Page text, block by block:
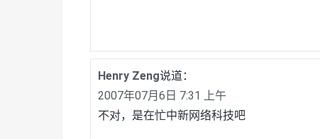
Henry Zeng说道：
2007年07月6日 7:31 上午
不对，是在忙中新网络科技吧